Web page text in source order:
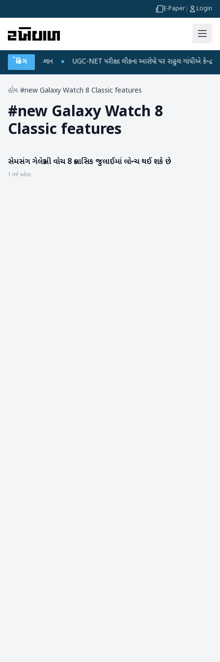
E-Paper Login
બ્રેકિંગ
અને ડેટા પ્લાન ● UGC-NET પરીક્ષા લીકના આરોપો પર રાહુલ ગાંધીએ કેન્દ્ર પર
હોમ/#new Galaxy Watch 8 Classic features
#new Galaxy Watch 8
Classic features
ગેજેટ
સેમસંગ ગેલેક્સી વોચ 8 ક્લાસિક જુલાઈમાં લોન્ચ થઈ શકે છે
1 વર્ષ પહેલા